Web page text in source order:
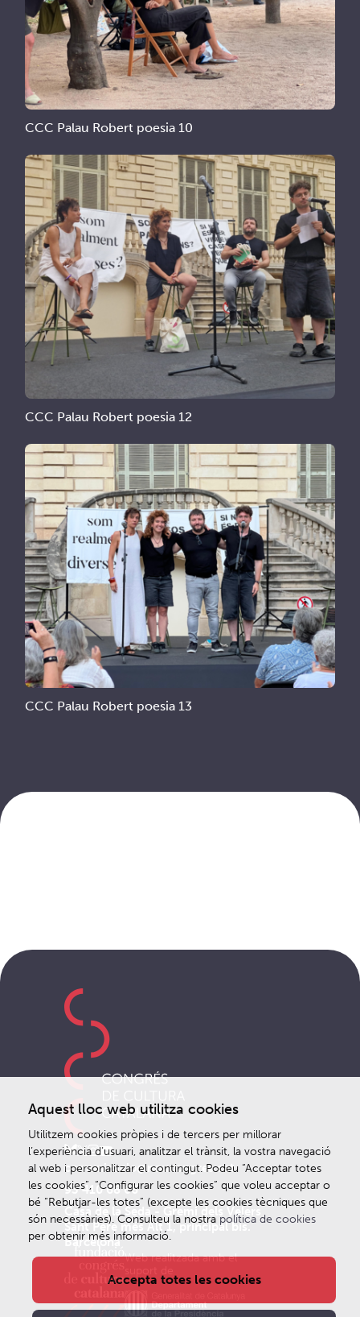
CCC Palau Robert poesia 10
CCC Palau Robert poesia 12
CCC Palau Robert poesia 13
comunicacio@noucongres.cat
93 410 68 66
Casa de la Seda - Gremi dels Velers
Sant Pere més Alt 1, principal bis.
Barcelona
Web realitzada amb el
Aquest lloc web utilitza cookies
Utilitzem cookies pròpies i de tercers per millorar
l’experiència d’usuari, analitzar el trànsit, la vostra navegació
al web i personalitzar el contingut. Podeu “Acceptar totes
les cookies”, “Configurar les cookies” que voleu acceptar o
bé “Rebutjar-les totes” (excepte les cookies tècniques que
són necessàries). Consulteu la nostra política de cookies
per obtenir més informació.
Accepta totes les cookies